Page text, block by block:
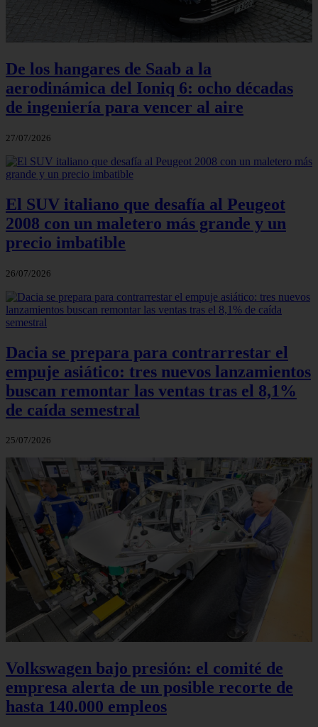
De los hangares de Saab a la
aerodinámica del Ioniq 6: ocho décadas
de ingeniería para vencer al aire
27/07/2026
El SUV italiano que desafía al Peugeot
2008 con un maletero más grande y un
precio imbatible
26/07/2026
Dacia se prepara para contrarrestar el
empuje asiático: tres nuevos lanzamientos
buscan remontar las ventas tras el 8,1%
de caída semestral
25/07/2026
Volkswagen bajo presión: el comité de
empresa alerta de un posible recorte de
hasta 140.000 empleos